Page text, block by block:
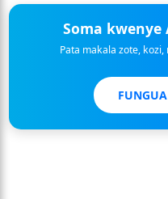
Soma kwenye
Pata makala zote,